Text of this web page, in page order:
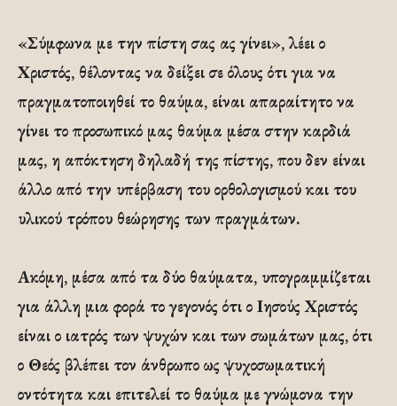
«Σύμφωνα με την πίστη σας ας γίνει», λέει ο
Χριστός, θέλοντας να δείξει σε όλους ότι για να
πραγματοποιηθεί το θαύμα, είναι απαραίτητο να
γίνει το προσωπικό μας θαύμα μέσα στην καρδιά
μας, η απόκτηση δηλαδή της πίστης, που δεν είναι
άλλο από την υπέρβαση του ορθολογισμού και του
υλικού τρόπου θεώρησης των πραγμάτων.
Ακόμη, μέσα από τα δύο θαύματα, υπογραμμίζεται
για άλλη μια φορά το γεγονός ότι ο Ιησούς Χριστός
είναι ο ιατρός των ψυχών και των σωμάτων μας, ότι
ο Θεός βλέπει τον άνθρωπο ως ψυχοσωματική
οντότητα και επιτελεί το θαύμα με γνώμονα την